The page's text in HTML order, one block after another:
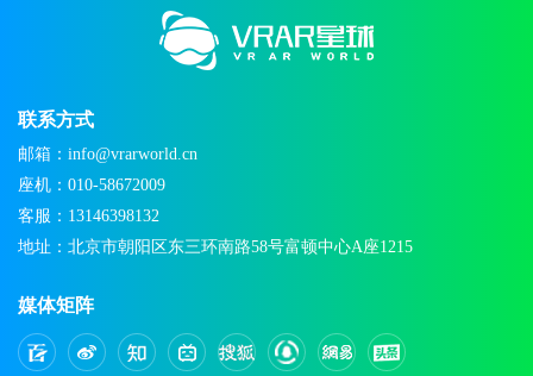
联系方式
邮箱：info@vrarworld.cn
座机：010-58672009
客服：13146398132
地址：北京市朝阳区东三环南路58号富顿中心A座1215
媒体矩阵